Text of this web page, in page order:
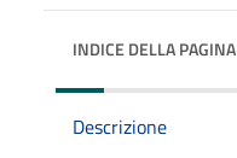
INDICE DELLA PAGINA
Descrizione